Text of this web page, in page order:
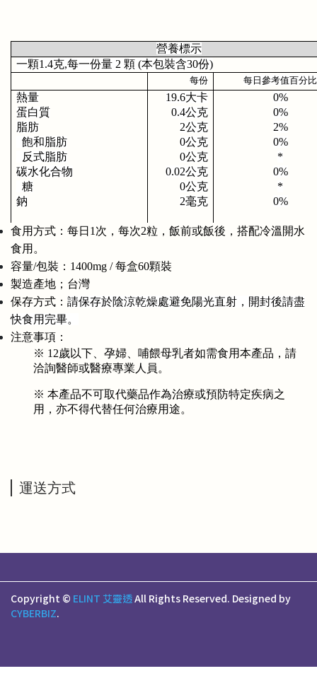
營養標示
一顆1.4克,每一份量 2 顆 (本包裝含30份)
每份 每日參考值百分比
熱量 19.6大卡
0%
蛋白質
0.4公克
0%
脂肪
2公克
2%
飽和脂肪
0公克
0%
反式脂肪
0公克
*
碳水化合物
0.02公克
0%
糖
0公克
*
鈉
2毫克 0%
食用方式：每日1次，每次2粒，飯前或飯後，搭配冷溫開水
食用。
容量/包裝：1400mg / 每盒60顆裝
製造產地；台灣
保存方式： 請保存於陰涼乾燥處避免陽光直射，開封後請盡
快食用完畢。
注意事項：
※ 12歲以下、孕婦、哺餵母乳者如需食用本產品，請
洽詢醫師或醫療專業人員。
※ 本產品不可取代藥品作為治療或預防特定疾病之
用，亦不得代替任何治療用途。
運送方式
Copyright © ELINT 艾靈透All Rights Reserved. Designed by
CYBERBIZ.